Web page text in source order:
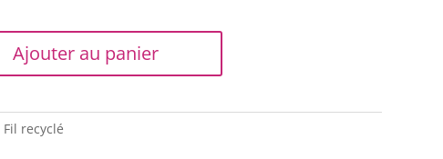
Ajouter au panier
Fil recyclé